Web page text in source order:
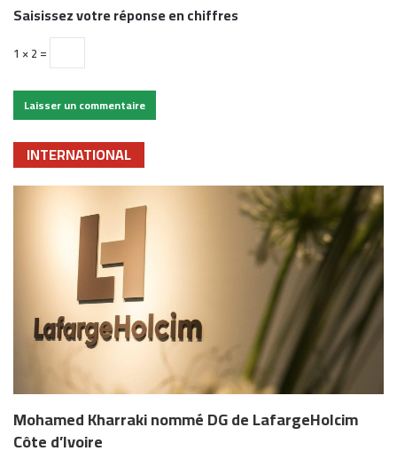
Saisissez votre réponse en chiffres
1 × 2 =
INTERNATIONAL
Mohamed Kharraki nommé DG de LafargeHolcim
Côte d’Ivoire